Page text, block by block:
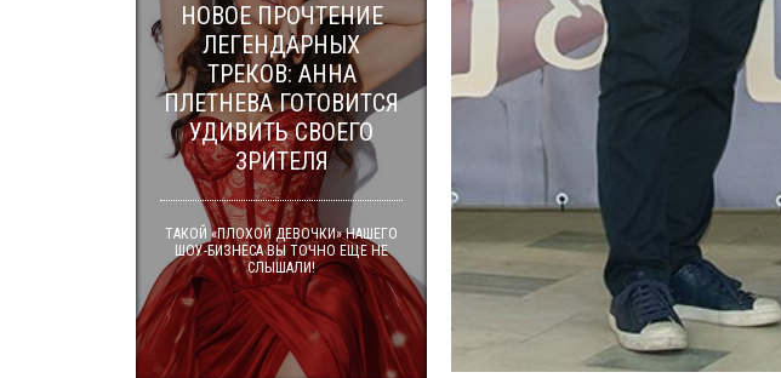
НОВОЕ ПРОЧТЕНИЕ
ЛЕГЕНДАРНЫХ
ТРЕКОВ: АННА
ПЛЕТНЕВА ГОТОВИТСЯ
УДИВИТЬ СВОЕГО
ЗРИТЕЛЯ
ТАКОЙ «ПЛОХОЙ ДЕВОЧКИ» НАШЕГО
ШОУ-БИЗНЕСА ВЫ ТОЧНО ЕЩЕ НЕ
СЛЫШАЛИ!